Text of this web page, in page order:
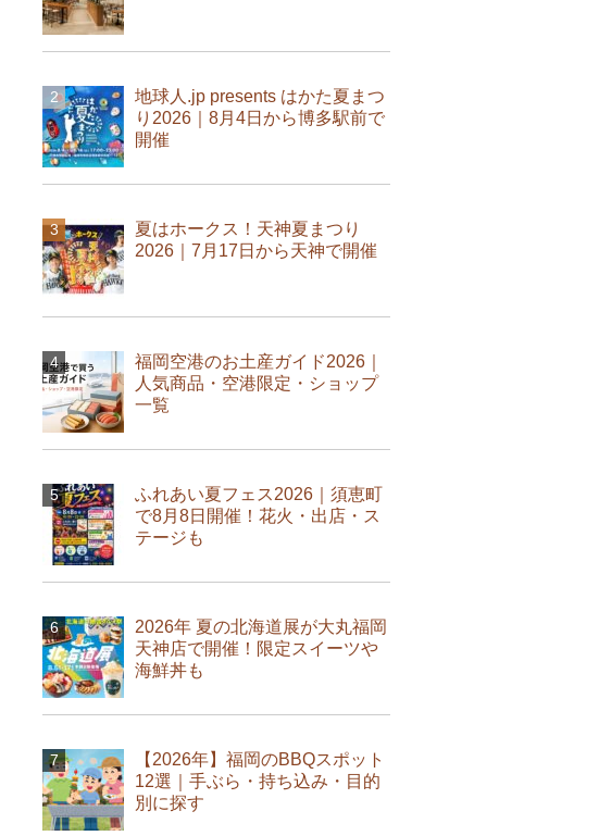
地球人.jp presents はかた夏まつ
り2026｜8月4日から博多駅前で
開催
夏はホークス！天神夏まつり
2026｜7月17日から天神で開催
福岡空港のお土産ガイド2026｜
人気商品・空港限定・ショップ
一覧
ふれあい夏フェス2026｜須恵町
で8月8日開催！花火・出店・ス
テージも
2026年 夏の北海道展が大丸福岡
天神店で開催！限定スイーツや
海鮮丼も
【2026年】福岡のBBQスポット
12選｜手ぶら・持ち込み・目的
別に探す